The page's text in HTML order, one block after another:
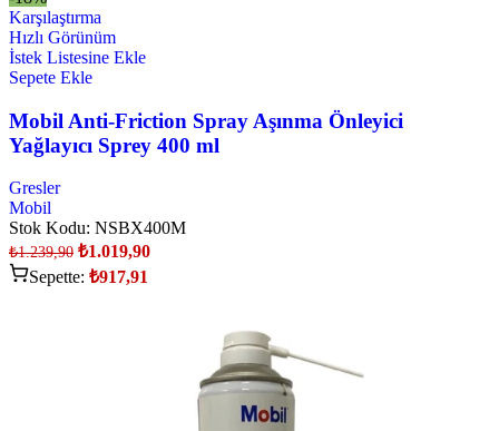
Karşılaştırma
Hızlı Görünüm
İstek Listesine Ekle
Sepete Ekle
Mobil Anti-Friction Spray Aşınma Önleyici
Yağlayıcı Sprey 400 ml
Gresler
Mobil
Stok Kodu: NSBX400M
₺1.239,90 ₺1.019,90
Sepette: ₺917,91